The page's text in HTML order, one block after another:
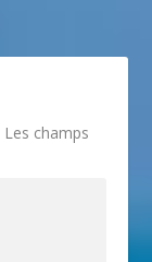
Les champs